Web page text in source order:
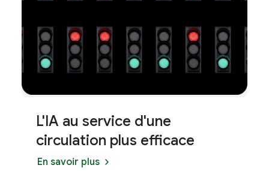
L'IA au service d'une
circulation plus efficace
En savoir plus